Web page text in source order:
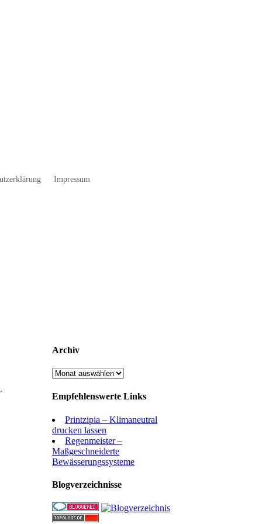
Impressum
Archiv
Archiv
Empfehlenswerte Links
Printzipia – Klimaneutral
drucken lassen
Regenmeister –
Maßgeschneiderte
Bewässerungssysteme
Blogverzeichnisse